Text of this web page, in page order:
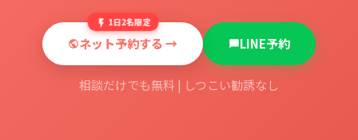
1日2名限定
ネット予約する → LINE予約
相談だけでも無料 | しつこい勧誘なし